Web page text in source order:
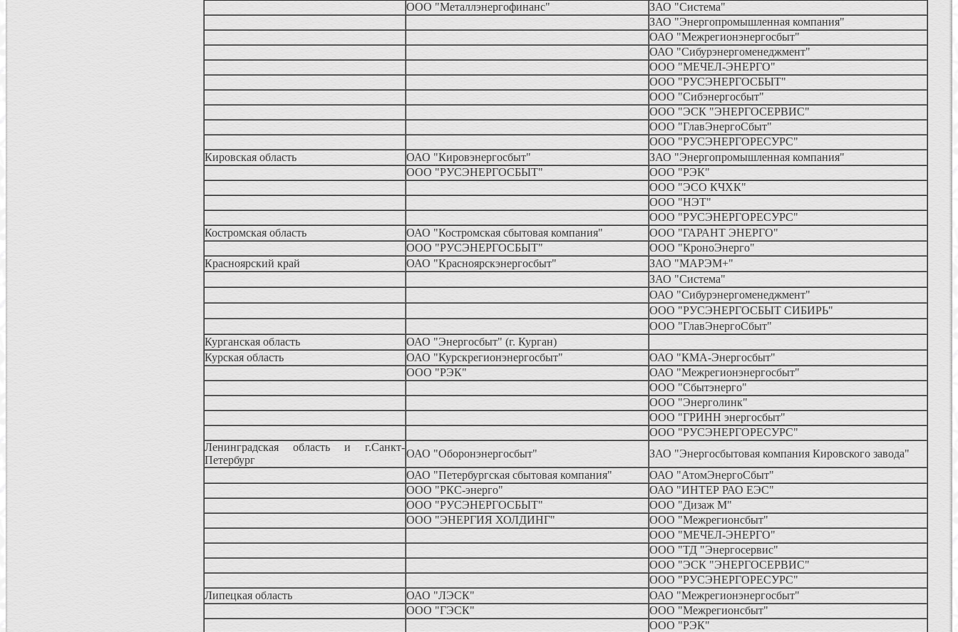
ООО "Металлэнергофинанс"
ЗАО "Система"
ЗАО "Энергопромышленная компания"
ОАО "Межрегионэнергосбыт"
ОАО "Сибурэнергоменеджмент"
ООО "МЕЧЕЛ-ЭНЕРГО"
ООО "РУСЭНЕРГОСБЫТ"
ООО "Сибэнергосбыт"
ООО "ЭСК "ЭНЕРГОСЕРВИС"
ООО "ГлавЭнергоСбыт"
ООО "РУСЭНЕРГОРЕСУРС"
Кировская область
ОАО "Кировэнергосбыт"
ЗАО "Энергопромышленная компания"
ООО "РУСЭНЕРГОСБЫТ"
ООО "РЭК"
ООО "ЭСО КЧХК"
ООО "НЭТ"
ООО "РУСЭНЕРГОРЕСУРС"
Костромская область
ОАО "Костромская сбытовая компания"
ООО "ГАРАНТ ЭНЕРГО"
ООО "РУСЭНЕРГОСБЫТ"
ООО "КроноЭнерго"
Красноярский край
ОАО "Красноярскэнергосбыт"
ЗАО "МАРЭМ+"
ЗАО "Система"
ОАО "Сибурэнергоменеджмент"
ООО "РУСЭНЕРГОСБЫТ СИБИРЬ"
ООО "ГлавЭнергоСбыт"
Курганская область
ОАО "Энергосбыт" (г. Курган)
Курская область
ОАО "Курскрегионэнергосбыт"
ОАО "КМА-Энергосбыт"
ООО "РЭК"
ОАО "Межрегионэнергосбыт"
ООО "Сбытэнерго"
ООО "Энерголинк"
ООО "ГРИНН энергосбыт"
ООО "РУСЭНЕРГОРЕСУРС"
Ленинградская область и г.Санкт-
Петербург
ОАО "Оборонэнергосбыт"
ЗАО "Энергосбытовая компания Кировского завода"
ОАО "Петербургская сбытовая компания"
ОАО "АтомЭнергоСбыт"
ООО "РКС-энерго"
ОАО "ИНТЕР РАО ЕЭС"
ООО "РУСЭНЕРГОСБЫТ"
ООО "Дизаж М"
ООО "ЭНЕРГИЯ ХОЛДИНГ"
ООО "Межрегионсбыт"
ООО "МЕЧЕЛ-ЭНЕРГО"
ООО "ТД "Энергосервис"
ООО "ЭСК "ЭНЕРГОСЕРВИС"
ООО "РУСЭНЕРГОРЕСУРС"
Липецкая область
ОАО "ЛЭСК"
ОАО "Межрегионэнергосбыт"
ООО "ГЭСК"
ООО "Межрегионсбыт"
ООО "РЭК"